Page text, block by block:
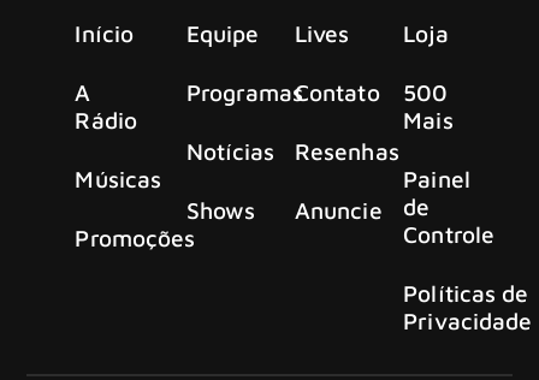
Início
A
Rádio
Músicas
Promoções
Equipe
Programas
Notícias
Shows
Lives
Contato
Resenhas
Anuncie
Loja
500
Mais
Painel
de
Controle
Políticas de
Privacidade